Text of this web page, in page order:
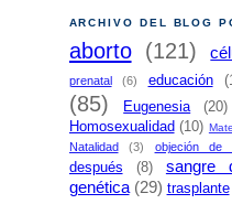
ARCHIVO DEL BLOG
aborto (121)
prenatal
(6) educación
(85)
Eugenesia (20)
Homosexualidad (10)
Natalidad (3) objeción de
después
(8) sangre
genética (29) trasplante